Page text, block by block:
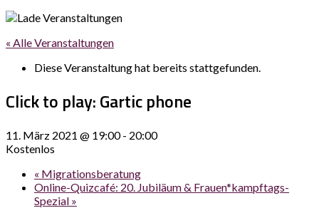
« Alle Veranstaltungen
Diese Veranstaltung hat bereits stattgefunden.
Click to play: Gartic phone
11. März 2021 @ 19:00- 20:00
Kostenlos
« Migrationsberatung
Online-Quizcafé: 20. Jubiläum & Frauen*kampftags-
Spezial »